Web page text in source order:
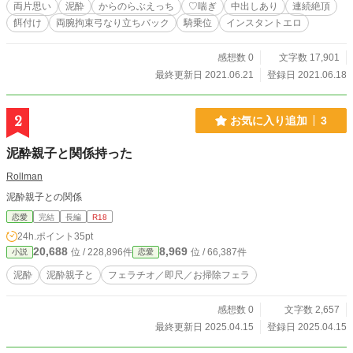
両片思い 泥酔 からのらぶえっち ♡喘ぎ 中出しあり
連続絶頂
餌付け
両腕拘束弓なり立ちバック 騎乗位 インスタントエロ
感想数 0
文字数 17,901
最終更新日 2021.06.21
登録日 2021.06.18
2 お気に入り追加 3
泥酔親子と関係持った
Rollman
泥酔親子との関係
恋愛 完結 長編 R18
24h.ポイント 35pt
小説 20,688 位 / 228,896件 恋愛 8,969 位 / 66,387件
泥酔 泥酔親子と フェラチオ／即尺／お掃除フェラ
感想数 0
文字数 2,657
最終更新日 2025.04.15
登録日 2025.04.15